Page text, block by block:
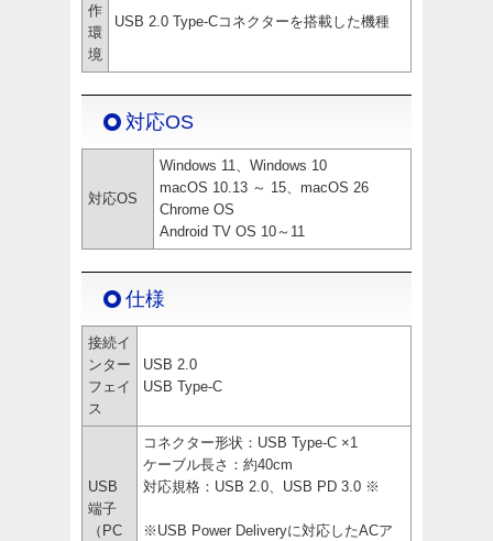
作
環
境
USB 2.0 Type-Cコネクターを搭載した機種
対応OS
対応OS
Windows 11、Windows 10
macOS 10.13 ～ 15、macOS 26
Chrome OS
Android TV OS 10～11
仕様
接続イ
ンター
フェイ
ス
USB 2.0
USB Type-C
USB
端子
（PC
コネクター形状：USB Type-C ×1
ケーブル長さ：約40cm
対応規格：USB 2.0、USB PD 3.0 ※
※USB Power Deliveryに対応したACア